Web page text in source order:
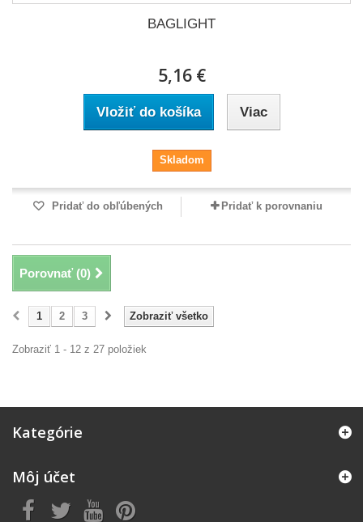
BAGLIGHT
5,16 €
Vložiť do košíka Viac
Skladom
Pridať do obľúbených Pridať k porovnaniu
Porovnať (0)
Zobraziť všetko
1 2 3
Zobraziť 1 - 12 z 27 položiek
Kategórie
Môj účet